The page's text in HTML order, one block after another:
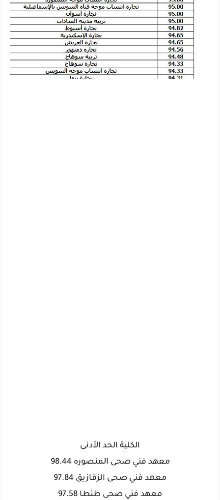
الكلية الحد الأدنى
معهد فني صحى المنصوره 98.44
معهد فني صحى الزقازيق 97.84
معهد فني صحى طنطا 97.58